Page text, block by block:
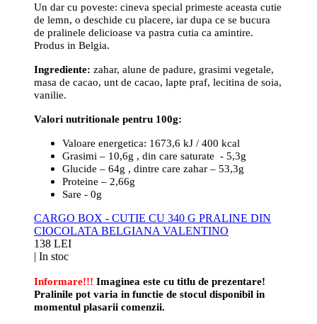
Un dar cu poveste: cineva special primeste aceasta cutie
de lemn, o deschide cu placere, iar dupa ce se bucura
de pralinele delicioase va pastra cutia ca amintire.
Produs in Belgia.
Ingrediente: zahar, alune de padure, grasimi vegetale,
masa de cacao, unt de cacao, lapte praf, lecitina de soia,
vanilie.
Valori nutritionale pentru 100g:
Valoare energetica: 1673,6 kJ / 400 kcal
Grasimi – 10,6g , din care saturate - 5,3g
Glucide – 64g , dintre care zahar – 53,3g
Proteine – 2,66g
Sare - 0g
CARGO BOX - CUTIE CU 340 G PRALINE DIN
CIOCOLATA BELGIANA VALENTINO
138 LEI
| In stoc
Informare!!! Imaginea este cu titlu de prezentare!
Pralinile pot varia in functie de stocul disponibil in
momentul plasarii comenzii.